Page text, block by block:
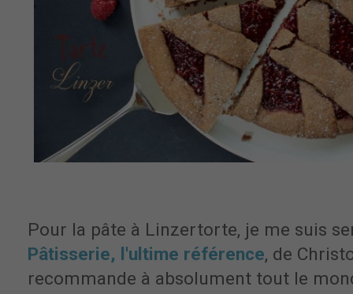
Pour la pâte à Linzertorte, je me suis
Pâtisserie, l'ultime référence, de
recommande à absolument tout le